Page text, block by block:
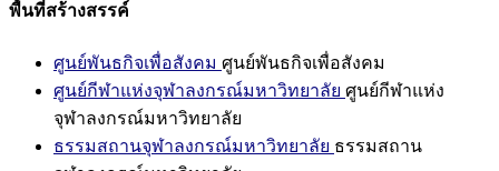
พื้นที่สร้างสรรค์
ศูนย์พันธกิจเพื่อสังคม ศูนย์พันธกิจเพื่อสังคม
ศูนย์กีฬาแห่งจุฬาลงกรณ์มหาวิทยาลัย ศูนย์กีฬาแห่ง
จุฬาลงกรณ์มหาวิทยาลัย
ธรรมสถานจุฬาลงกรณ์มหาวิทยาลัย ธรรมสถาน